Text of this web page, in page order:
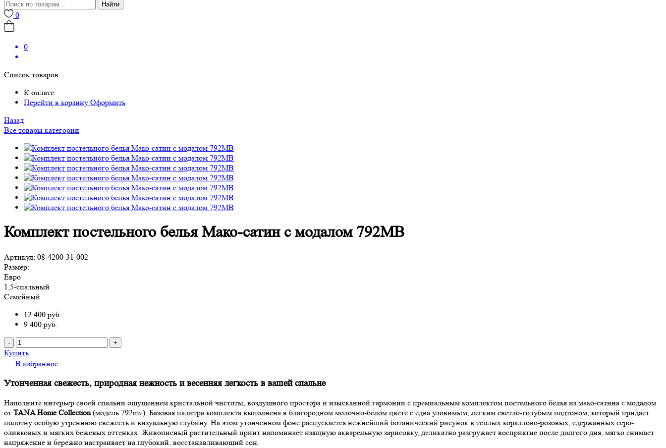
Найти
0
0
Список товаров
К оплате:
Перейти в корзину Оформить
Назад
Все товары категории
Комплект постельного белья Мако-сатин с модалом 792МВ
Артикул: 08-4200-31-002
Размер:
Евро
1,5-спальный
Семейный
12 400 руб.
9 400 руб.
- +
Купить
В избранное
Утонченная свежесть, природная нежность и весенняя легкость в вашей спальне
Наполните интерьер своей спальни ощущением кристальной чистоты, воздушного простора и изысканной гармонии с премиальным комплектом постельного белья из мако-сатина с модалом
от TANA Home Collection(модель 792mv). Базовая палитра комплекта выполнена в благородном молочно-белом цвете с едва уловимым, легким светло-голубым подтоном, который придает
полотну особую утреннюю свежесть и визуальную глубину. На этом утонченном фоне распускается нежнейший ботанический рисунок в теплых кораллово-розовых, сдержанных серо-
оливковых и мягких бежевых оттенках. Живописный растительный принт напоминает изящную акварельную зарисовку, деликатно разгружает восприятие после долгого дня, мягко снимает
напряжение и бережно настраивает на глубокий, восстанавливающий сон.